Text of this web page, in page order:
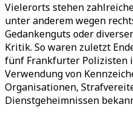
Vielerorts stehen
unter anderem wegen
Gedankenguts oder
Kritik. So waren zuletzt
fünf Frankfurter Polizisten
Verwendung von
Organisationen,
Dienstgeheimnissen